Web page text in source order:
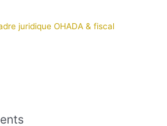
juridique OHADA & fiscal